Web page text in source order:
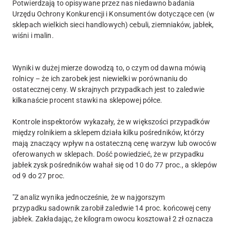
Potwierdzają to opisywane przez nas niedawno badania
Urzędu Ochrony Konkurencji i Konsumentów dotyczące cen (w
sklepach wielkich sieci handlowych) cebuli, ziemniaków, jabłek,
wiśni i malin.
Wyniki w dużej mierze dowodzą to, o czym od dawna mówią
rolnicy – że ich zarobek jest niewielki w porównaniu do
ostatecznej ceny. W skrajnych przypadkach jest to zaledwie
kilkanaście procent stawki na sklepowej półce.
Kontrole inspektorów wykazały, że w większości przypadków
między rolnikiem a sklepem działa kilku pośredników, którzy
mają znaczący wpływ na ostateczną cenę warzyw lub owoców
oferowanych w sklepach. Dość powiedzieć, że w przypadku
jabłek zysk pośredników wahał się od 10 do 77 proc., a sklepów
od 9 do 27 proc.
"Z analiz wynika jednocześnie, że w najgorszym
przypadku sadownik zarobił zaledwie 14 proc. końcowej ceny
jabłek. Zakładając, że kilogram owocu kosztował 2 zł oznacza